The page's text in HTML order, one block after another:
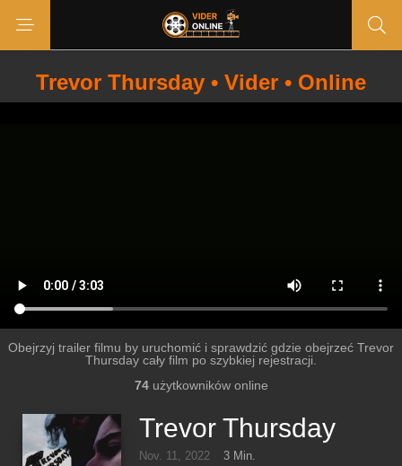
Trevor Thursday • Vider • Online
Obejrzyj trailer filmu by uruchomić i sprawdzić gdzie obejrzeć Trevor
Thursday cały film po szybkiej rejestracji.
74użytkowników online
Trevor Thursday
Nov. 11, 2022
3 Min.